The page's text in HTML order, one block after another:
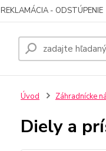
REKLAMÁCIA - ODSTÚPENIE
Úvod Záhradnícke
Diely a